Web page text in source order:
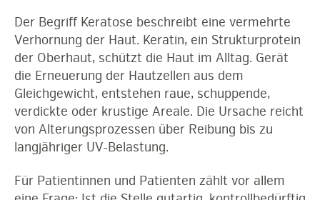
Der Begriff Keratose beschreibt eine vermehrte
Verhornung der Haut. Keratin, ein Strukturprotein
der Oberhaut, schützt die Haut im Alltag. Gerät
die Erneuerung der Hautzellen aus dem
Gleichgewicht, entstehen raue, schuppende,
verdickte oder krustige Areale. Die Ursache reicht
von Alterungsprozessen über Reibung bis zu
langjähriger UV-Belastung.
Für Patientinnen und Patienten zählt vor allem